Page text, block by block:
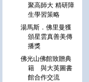
聚高師大 精研障
生學習策略
湯馬斯．佛里曼獲
頒星雲真善美傳
播獎
佛光山佛館致贈典
籍 與大英圖書
館合作交流